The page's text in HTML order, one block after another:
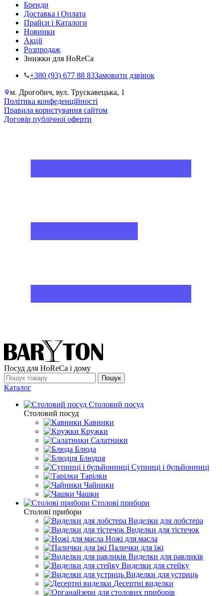
Бренди
Доставка і Оплата
Прайси і Каталоги
Новинки
Акції
Розпродаж
Знижки для HoReCa
+38‎0 (93) 677 88 83Замовити дзвінок
м. Дрогобич, вул. Трускавецька, 1
Політика конфеденційності
Правила користування сайтом
Договір публічної оферти
Посуд для HoReCa і дому
Пошук
Каталог
Столовий посуд
Столовий посуд
Кавники
Кружки
Салатники
Блюда
Блюдця
Супниці і бульйонниці
Тарілки
Чайники
Чашки
Столові прибори
Столові прибори
Виделки для лобстера
Виделки для тістечок
Ножі для масла
Палички для їжі
Виделки для равликів
Виделки для стейку
Виделки для устриць
Десертні виделки